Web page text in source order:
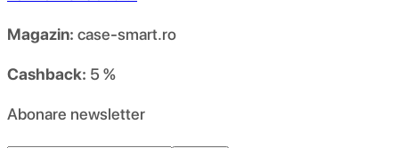
Magazin: case-smart.ro
Cashback: 5 %
Abonare newsletter